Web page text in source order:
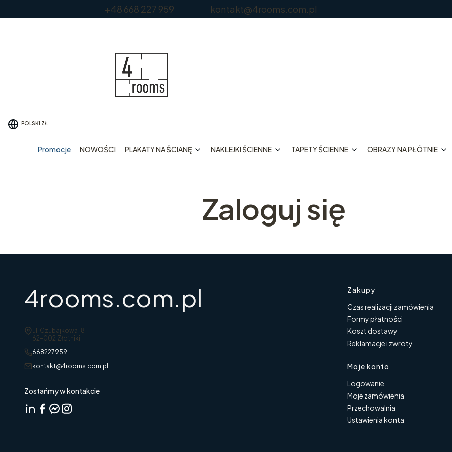
+48 668 227 959 kontakt@4rooms.com.pl
POLSKI ZŁ
Promocje NOWOŚCI PLAKATY NA ŚCIANĘ NAKLEJKI ŚCIENNE TAPETY ŚCIENNE OBRAZY NA PŁÓTNIE
Zaloguj się
4rooms.com.pl
Adres:
ul. Czubajkowa 18
62-002 Złotniki
668227959
kontakt@4rooms.com.pl
Zostańmy w kontakcie
Linki w
Zakupy
Czas realizacji zamówienia
Formy płatności
Koszt dostawy
Reklamacje i zwroty
Moje konto
Logowanie
Moje zamówienia
Przechowalnia
Ustawienia konta